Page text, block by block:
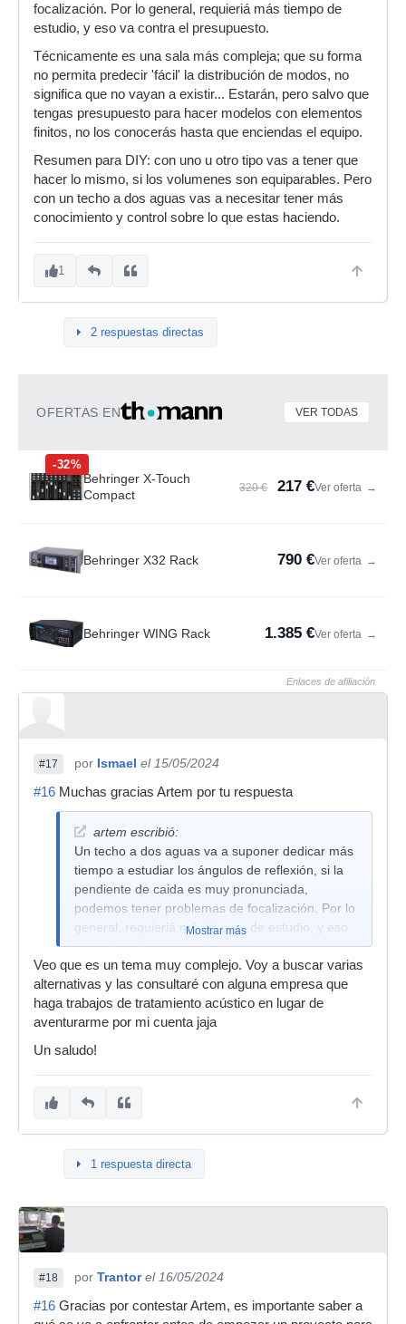
focalización. Por lo general, requieriá más tiempo de
estudio, y eso va contra el presupuesto.
Técnicamente es una sala más compleja; que su forma
no permita predecir 'fácil' la distribución de modos, no
significa que no vayan a existir... Estarán, pero salvo que
tengas presupuesto para hacer modelos con elementos
finitos, no los conocerás hasta que enciendas el equipo.
Resumen para DIY: con uno u otro tipo vas a tener que
hacer lo mismo, si los volumenes son equiparables. Pero
con un techo a dos aguas vas a necesitar tener más
conocimiento y control sobre lo que estas haciendo.
1
2 respuestas directas
OFERTAS EN VER TODAS
-32%
Behringer X-Touch
Compact
320 € 217 €Ver oferta →
Behringer X32 Rack 790 €Ver oferta →
Behringer WING Rack 1.385 €Ver oferta →
Enlaces de afiliación
#17 por Ismael el 15/05/2024
#16 Muchas gracias Artem por tu respuesta
artem escribió:
Un techo a dos aguas va a suponer dedicar más
tiempo a estudiar los ángulos de reflexión, si la
pendiente de caida es muy pronunciada,
podemos tener problemas de focalización. Por lo
general, requieriá más tiempo de estudio, y eso
va contra el presupuesto.
Mostrar más
Veo que es un tema muy complejo. Voy a buscar varias
alternativas y las consultaré con alguna empresa que
haga trabajos de tratamiento acústico en lugar de
aventurarme por mi cuenta jaja
Un saludo!
1 respuesta directa
#18 por Trantor el 16/05/2024
#16 Gracias por contestar Artem, es importante saber a